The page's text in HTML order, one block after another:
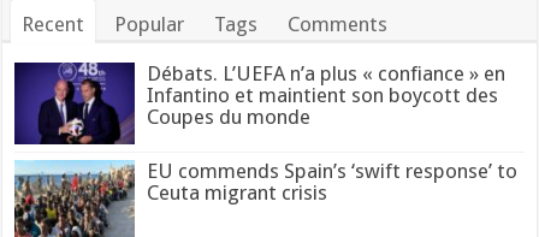
Recent Popular Tags Comments
Débats. L’UEFA n’a plus « confiance » en
Infantino et maintient son boycott des
Coupes du monde
EU commends Spain’s ‘swift response’ to
Ceuta migrant crisis